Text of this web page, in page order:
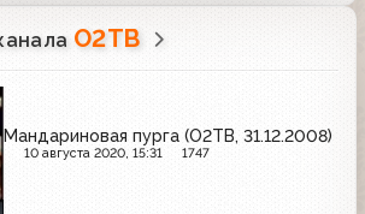
О2ТВ
Мандариновая пурга (О2ТВ, 31.12.2008)
10 августа 2020, 15:31 1747